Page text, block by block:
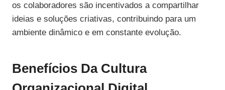
os colaboradores são incentivados a compartilhar
ideias e soluções criativas, contribuindo para um
ambiente dinâmico e em constante evolução.
Benefícios Da Cultura